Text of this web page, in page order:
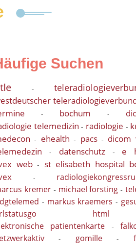
Suchen
-
- bochum -
telemedizin - radiologie -
- ehealth - pacs- dicom
- datenschutz- e
web- st elisabeth hospital
-
kremer- michael forsting -
- markus kraemers -
html
patientenkarte -
- gomille-